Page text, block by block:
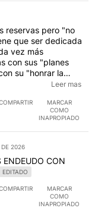
reservas pero "no
que ser dedicada
vez más
con sus "planes
su "honrar la
NUNCA, jamás,
van al dólar
porque al
y de precios.
con valor y
Leer mas
MARCAR
COMO
INAPROPIADO
DE 2026
ENDEUDO CON
EDITADO
MARCAR
COMO
INAPROPIADO